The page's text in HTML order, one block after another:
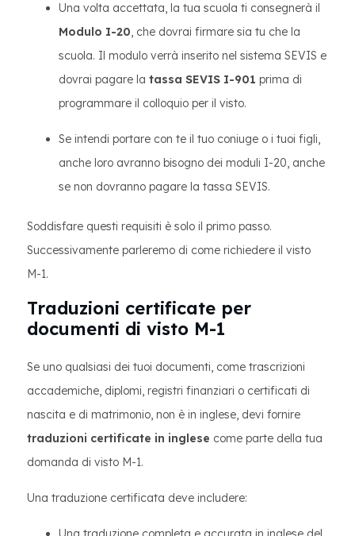
Una volta accettata, la tua scuola ti consegnerà il
Modulo I-20, che dovrai firmare sia tu che la
scuola. Il modulo verrà inserito nel sistema SEVIS e
dovrai pagare la tassa SEVIS I-901 prima di
programmare il colloquio per il visto.
Se intendi portare con te il tuo coniuge o i tuoi figli,
anche loro avranno bisogno dei moduli I-20, anche
se non dovranno pagare la tassa SEVIS.
Soddisfare questi requisiti è solo il primo passo.
Successivamente parleremo di come richiedere il visto
M-1.
Traduzioni certificate per
documenti di visto M-1
Se uno qualsiasi dei tuoi documenti, come trascrizioni
accademiche, diplomi, registri finanziari o certificati di
nascita e di matrimonio, non è in inglese, devi fornire
traduzioni certificate in inglese come parte della tua
domanda di visto M-1.
Una traduzione certificata deve includere: